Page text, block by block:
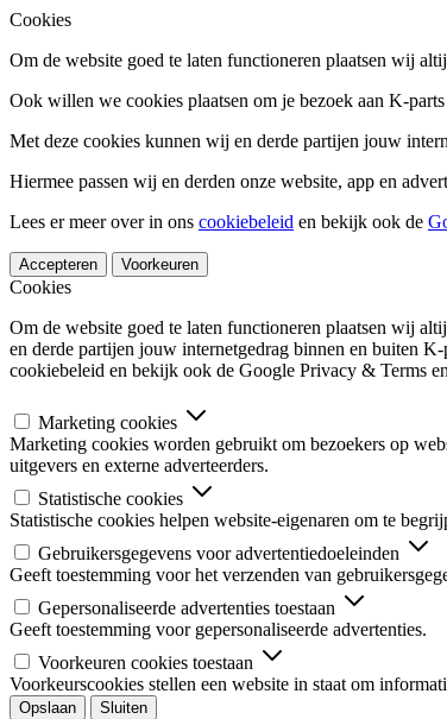
Cookies
Om de website goed te laten functioneren plaatsen wij
Ook willen we cookies plaatsen om je bezoek aan K-
Met deze cookies kunnen wij en derde partijen jouw
Hiermee passen wij en derden onze website, app en
Lees er meer over in ons cookiebeleid en bekijk ook de
Accepteren Voorkeuren
Cookies
Om de website goed te laten functioneren plaatsen wij
en derde partijen jouw internetgedrag binnen en buiten
cookiebeleid en bekijk ook de Google Privacy & Terms
Marketing cookies
Marketing cookies worden gebruikt om bezoekers op
uitgevers en externe adverteerders.
Statistische cookies
Statistische cookies helpen website-eigenaren om te
Gebruikersgegevens voor advertentiedoeleinden
Geeft toestemming voor het verzenden van
Gepersonaliseerde advertenties toestaan
Geeft toestemming voor gepersonaliseerde advertenties.
Voorkeuren cookies toestaan
Voorkeurscookies stellen een website in staat om
Opslaan Sluiten